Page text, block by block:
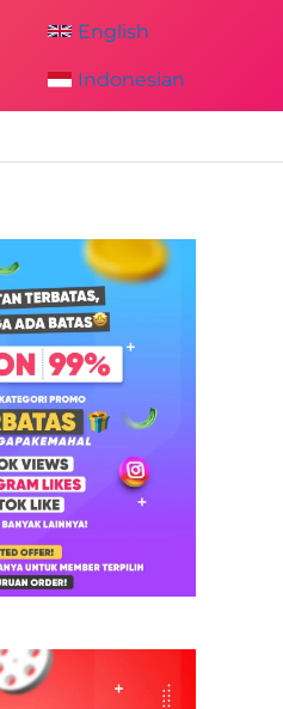
English
Indonesian